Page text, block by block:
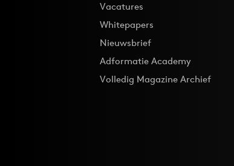
Vacatures
Whitepapers
Nieuwsbrief
Adformatie Academy
Volledig Magazine Archief